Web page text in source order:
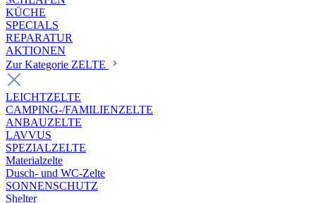
KÜCHE
SPECIALS
REPARATUR
AKTIONEN
Zur Kategorie ZELTE
LEICHTZELTE
CAMPING-/FAMILIENZELTE
ANBAUZELTE
LAVVUS
SPEZIALZELTE
Materialzelte
Dusch- und WC-Zelte
SONNENSCHUTZ
Shelter